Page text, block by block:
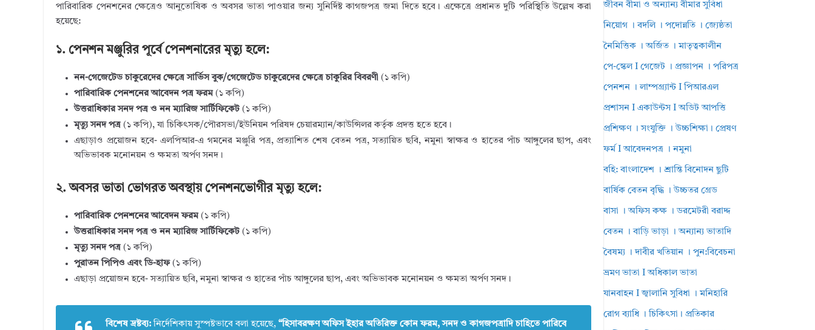
পারিবারিক পেনশনের ক্ষেত্রেও আনুতোষিক ও অবসর ভাতা পাওয়ার জন্য সুনির্দিষ্ট কাগজপত্র জমা দিতে হবে। এক্ষেত্রে প্রধানত দুটি পরিস্থিতি উল্লেখ করা
হয়েছে:
১. পেনশন মঞ্জুরির পূর্বে পেনশনারের মৃত্যু হলে:
নন-গেজেটেড চাকুরেদের ক্ষেত্রে সার্ভিস বুক/গেজেটেড চাকুরেদের ক্ষেত্রে চাকুরির বিবরণী (১ কপি)
পারিবারিক পেনশনের আবেদন পত্র ফরম(১ কপি)
উত্তরাধিকার সনদ পত্র ও নন ম্যারিজ সার্টিফিকেট(১ কপি)
মৃত্যু সনদ পত্র(১ কপি), যা চিকিৎসক/পৌরসভা/ইউনিয়ন পরিষদ চেয়ারম্যান/কাউন্সিলর কর্তৃক প্রদত্ত হতে হবে।
এছাড়াও প্রয়োজন হবে- এলপিআর-এ গমনের মঞ্জুরি পত্র, প্রত্যাশিত শেষ বেতন পত্র, সত্যায়িত ছবি, নমুনা স্বাক্ষর ও হাতের পাঁচ আঙ্গুলের ছাপ, এবং
অভিভাবক মনোনয়ন ও ক্ষমতা অর্পণ সনদ।
২. অবসর ভাতা ভোগরত অবস্থায় পেনশনভোগীর মৃত্যু হলে:
পারিবারিক পেনশনের আবেদন ফরম(১ কপি)
উত্তরাধিকার সনদ পত্র ও নন ম্যারিজ সার্টিফিকেট(১ কপি)
মৃত্যু সনদ পত্র(১ কপি)
পুরাতন পিপিও এবং ডি-হাফ(১ কপি)
এছাড়া প্রয়োজন হবে- সত্যায়িত ছবি, নমুনা স্বাক্ষর ও হাতের পাঁচ আঙ্গুলের ছাপ, এবং অভিভাবক মনোনয়ন ও ক্ষমতা অর্পণ সনদ।
বিশেষ দ্রষ্টব্য:নির্দেশিকায় সুস্পষ্টভাবে বলা হয়েছে, “হিসাবরক্ষণ অফিস ইহার অতিরিক্ত কোন ফরম, সনদ ও কাগজপত্রাদি চাহিতে পারিবে
জীবন বীমা ও অন্যান্য বীমার সুবিধা
নিয়োগ । বদলি । পদোন্নতি । জ্যেষ্ঠতা
নৈমিত্তিক । অর্জিত । মাতৃত্বকালীন
পে-স্কেল I গেজেট । প্রজ্ঞাপন । পরিপত্র
পেনশন । লাম্পগ্র্যান্ট I পিআরএল
প্রশাসন I একাউন্টস I অডিট আপত্তি
প্রশিক্ষণ । সংযুক্তি । উচ্চশিক্ষা। প্রেষণ
ফর্ম I আবেদনপত্র । নমুনা
বহি: বাংলাদেশ । শ্রান্তি বিনোদন ছুটি
বার্ষিক বেতন বৃদ্ধি । উচ্চতর গ্রেড
বাসা । অফিস কক্ষ । ডরমেটরী বরাদ্দ
বেতন । বাড়ি ভাড়া । অন্যান্য ভাতাদি
বৈষম্য । দাবীর খতিয়ান । পুন:বিবেচনা
ভ্রমণ ভাতা I অধিকাল ভাতা
যানবাহন I জ্বালানি সুবিধা । মনিহারি
রোগ ব্যাধি । চিকিৎসা। প্রতিকার